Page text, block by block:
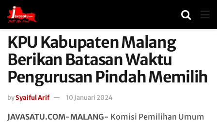
KPU Kabupaten Malang
Berikan Batasan Waktu
Pengurusan Pindah Memilih
bySyaiful Arif 10 Januari 2024
JAVASATU.COM-MALANG- Komisi Pemilihan Umum